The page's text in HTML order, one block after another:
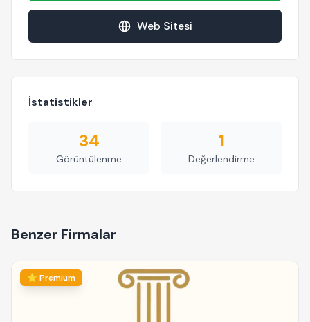
Web Sitesi
İstatistikler
34
Görüntülenme
1
Değerlendirme
Benzer Firmalar
⭐ Premium